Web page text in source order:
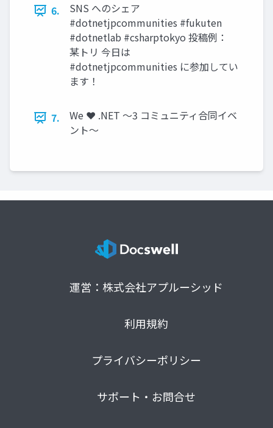
6.
SNS へのシェア
#dotnetjpcommunities #fukuten
#dotnetlab #csharptokyo 投稿例：
某トリ 今日は
#dotnetjpcommunities に参加してい
ます！
7.
We ❤ .NET ～3 コミュニティ合同イベ
ント～
運営：株式会社アプルーシッド
利用規約
プライバシーポリシー
サポート・お問合せ